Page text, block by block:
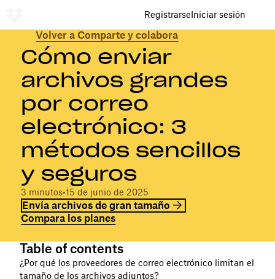
RegistrarseIniciar sesión
Volver a Comparte y colabora
Cómo enviar
archivos grandes
por correo
electrónico: 3
métodos sencillos
y seguros
3 minutos•15 de junio de 2025
Envía archivos de gran tamaño
Compara los planes
Table of contents
¿Por qué los proveedores de correo electrónico limitan el
tamaño de los archivos adjuntos?